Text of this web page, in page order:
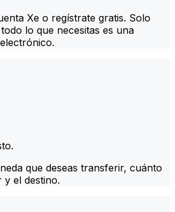
Xe o regístrate gratis. Solo
lo que necesitas es una
que deseas transferir, cuánto
y el destino.